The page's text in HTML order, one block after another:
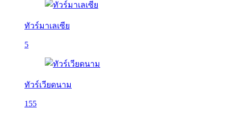
ทัวร์มาเลเซีย
5
ทัวร์เวียดนาม
155